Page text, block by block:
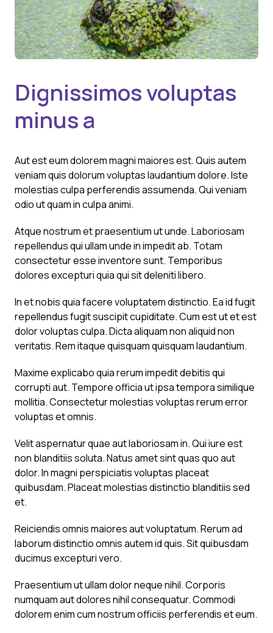
Dignissimos voluptas
minus a
Aut est eum dolorem magni maiores est. Quis autem
veniam quis dolorum voluptas laudantium dolore. Iste
molestias culpa perferendis assumenda. Qui veniam
odio ut quam in culpa animi.
Atque nostrum et praesentium ut unde. Laboriosam
repellendus qui ullam unde in impedit ab. Totam
consectetur esse inventore sunt. Temporibus
dolores excepturi quia qui sit deleniti libero.
In et nobis quia facere voluptatem distinctio. Ea id fugit
repellendus fugit suscipit cupiditate. Cum est ut et est
dolor voluptas culpa. Dicta aliquam non aliquid non
veritatis. Rem itaque quisquam quisquam laudantium.
Maxime explicabo quia rerum impedit debitis qui
corrupti aut. Tempore officia ut ipsa tempora similique
mollitia. Consectetur molestias voluptas rerum error
voluptas et omnis.
Velit aspernatur quae aut laboriosam in. Qui iure est
non blanditiis soluta. Natus amet sint quas quo aut
dolor. In magni perspiciatis voluptas placeat
quibusdam. Placeat molestias distinctio blanditiis sed
et.
Reiciendis omnis maiores aut voluptatum. Rerum ad
laborum distinctio omnis autem id quis. Sit quibusdam
ducimus excepturi vero.
Praesentium ut ullam dolor neque nihil. Corporis
numquam aut dolores nihil consequatur. Commodi
dolorem enim cum nostrum officiis perferendis et eum.